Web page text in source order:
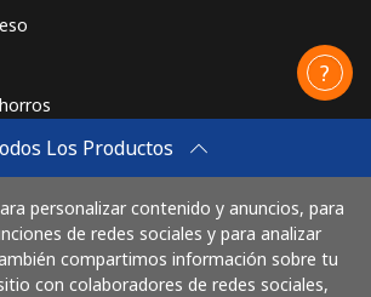
Los Productos
personalizar contenido y anuncios, para
de redes sociales y para analizar
compartimos información sobre tu
con colaboradores de redes sociales,